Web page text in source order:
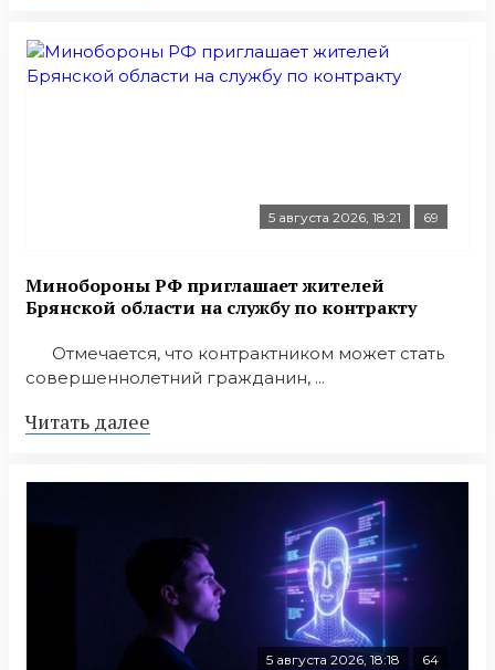
5 августа 2026, 18:21 69
Минобoроны РФ приглaшaет житeлeй
Брянской области на службу по контракту
Отмечается, что контрактником может стать
совершеннолетний гражданин, ...
Читать далее
5 августа 2026, 18:18 64